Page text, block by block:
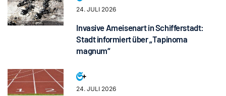
24. JULI 2026
Invasive Ameisenart in Schifferstadt:
Stadt informiert über „Tapinoma
magnum“
24. JULI 2026